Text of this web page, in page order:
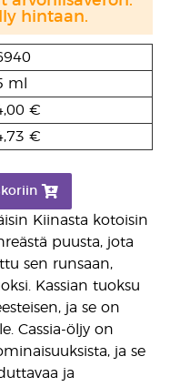
Kiinasta kotoisin
puusta, jota
sen runsaan,
Kassian tuoksu
ja se on
Cassia-öljy on
ja se
ja
ml
€
€
hintaan.